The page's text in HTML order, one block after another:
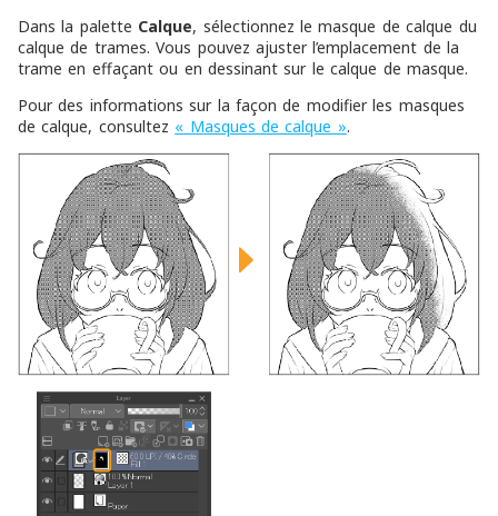
Dans la palette Calque, sélectionnez le masque de calque du
calque de trames. Vous pouvez ajuster l’emplacement de la
trame en effaçant ou en dessinant sur le calque de masque.
Pour des informations sur la façon de modifier les masques
de calque, consultez « Masques de calque ».